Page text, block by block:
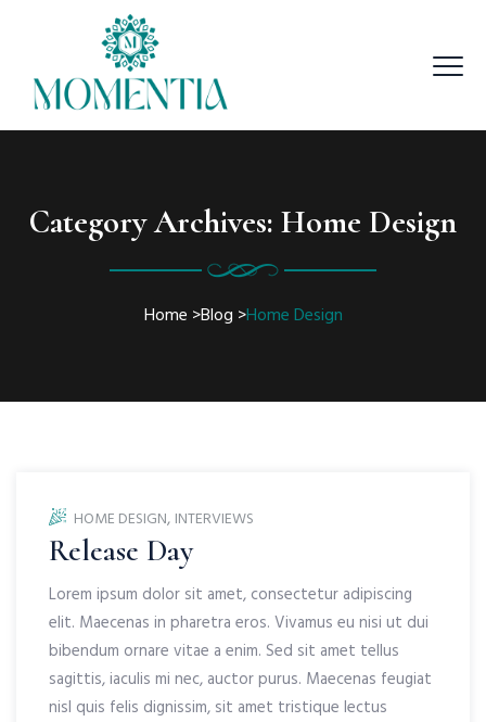
Category Archives: Home Design
Home >Blog >Home Design
HOME DESIGN, INTERVIEWS
Release Day
Lorem ipsum dolor sit amet, consectetur adipiscing
elit. Maecenas in pharetra eros. Vivamus eu nisi ut dui
bibendum ornare vitae a enim. Sed sit amet tellus
sagittis, iaculis mi nec, auctor purus. Maecenas feugiat
nisl quis felis dignissim, sit amet tristique lectus